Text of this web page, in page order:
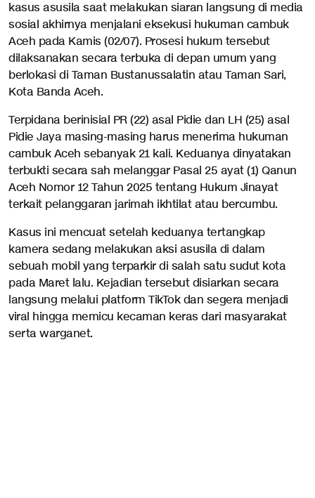
kasus asusila saat melakukan siaran langsung di media
sosial akhirnya menjalani eksekusi hukuman cambuk
Aceh pada Kamis (02/07). Prosesi hukum tersebut
dilaksanakan secara terbuka di depan umum yang
berlokasi di Taman Bustanussalatin atau Taman Sari,
Kota Banda Aceh.
Terpidana berinisial PR (22) asal Pidie dan LH (25) asal
Pidie Jaya masing-masing harus menerima hukuman
cambuk Aceh sebanyak 21 kali. Keduanya dinyatakan
terbukti secara sah melanggar Pasal 25 ayat (1) Qanun
Aceh Nomor 12 Tahun 2025 tentang Hukum Jinayat
terkait pelanggaran jarimah ikhtilat atau bercumbu.
Kasus ini mencuat setelah keduanya tertangkap
kamera sedang melakukan aksi asusila di dalam
sebuah mobil yang terparkir di salah satu sudut kota
pada Maret lalu. Kejadian tersebut disiarkan secara
langsung melalui platform TikTok dan segera menjadi
viral hingga memicu kecaman keras dari masyarakat
serta warganet.